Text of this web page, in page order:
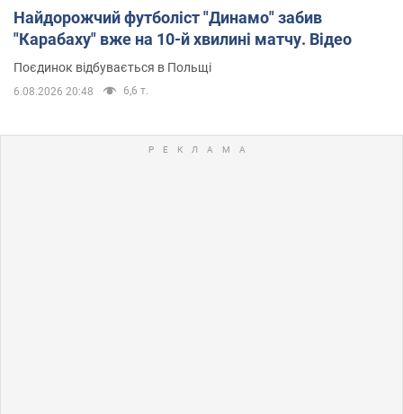
Найдорожчий футболіст "Динамо" забив
"Карабаху" вже на 10-й хвилині матчу. Відео
Поєдинок відбувається в Польщі
6.08.2026 20:48 6,6 т.